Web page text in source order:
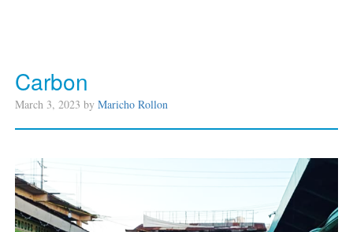
Carbon
March 3, 2023 by Maricho Rollon